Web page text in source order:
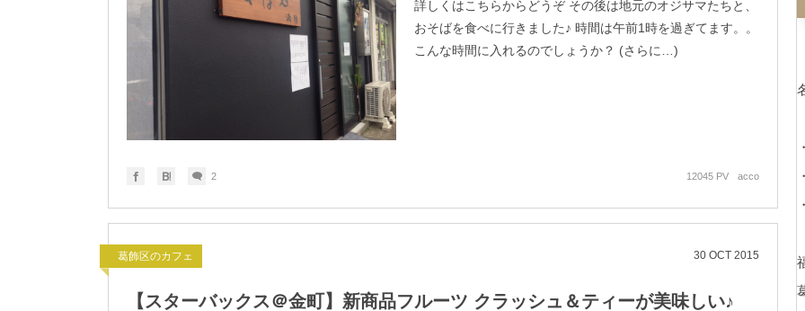
詳しくはこちらからどうぞ その後は地元のオジサマたちと、
おそばを食べに行きました♪ 時間は午前1時を過ぎてます。。
こんな時間に入れるのでしょうか？ (さらに…)
2 acco
12045 PV
葛飾区のカフェ 30 OCT 2015
【スターバックス＠金町】新商品フルーツ クラッシュ＆ティーが美味しい♪